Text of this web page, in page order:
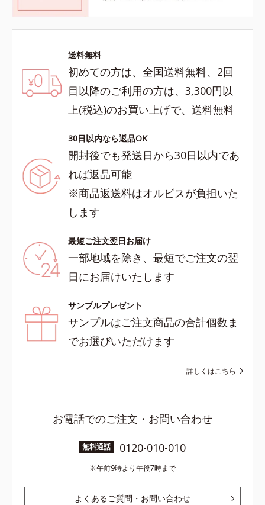
送料無料
初めての方は、全国送料無料、2回
目以降のご利用の方は、3,300円以
上(税込)のお買い上げで、送料無料
30日以内なら返品OK
開封後でも発送日から30日以内であ
れば返品可能
※商品返送料はオルビスが負担いた
します
最短ご注文翌日お届け
一部地域を除き、最短でご注文の翌
日にお届けいたします
サンプルプレゼント
サンプルはご注文商品の合計個数ま
でお選びいただけます
詳しくはこちら
お電話でのご注文・お問い合わせ
無料通話 0120-010-010
午前9時より午後7時まで
よくあるご質問・お問い合わせ